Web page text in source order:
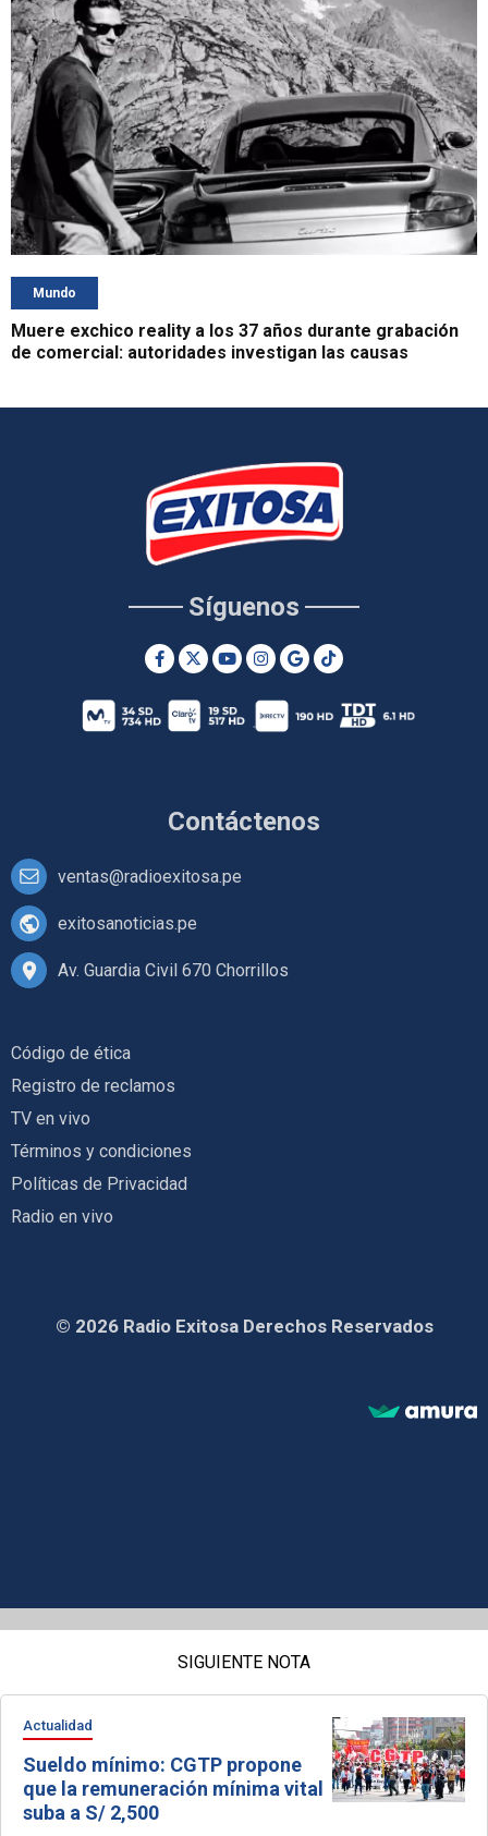
Mundo
Muere exchico reality a los 37 años durante grabación
de comercial: autoridades investigan las causas
Contáctenos
ventas@radioexitosa.pe
exitosanoticias.pe
Av. Guardia Civil 670 Chorrillos
Síguenos
Código de ética
Registro de reclamos
TV en vivo
Términos y condiciones
Políticas de Privacidad
Radio en vivo
© 2026 Radio Exitosa Derechos Reservados
SIGUIENTE NOTA
Actualidad
Sueldo mínimo: CGTP propone
que la remuneración mínima vital
suba a S/ 2,500